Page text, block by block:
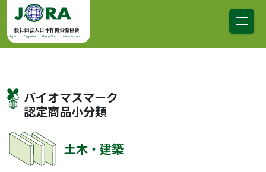
コンテンツへスキップ
メインナビゲーション
一般社団法人日本有機資源協会
Japan Organics Recycling Association
バイオマスマーク
認定商品小分類
土木・建築